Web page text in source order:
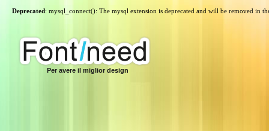
Deprecated: mysql_connect(): The mysql extension is deprecated and will be removed in
Per avere il miglior design